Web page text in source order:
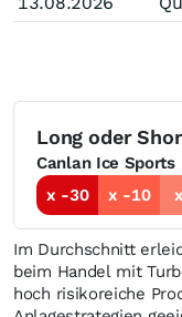
Long oder
Canlan Ice Sports
x -30
x -10
Im Durchschnitt
beim Handel mit
hoch risikoreiche